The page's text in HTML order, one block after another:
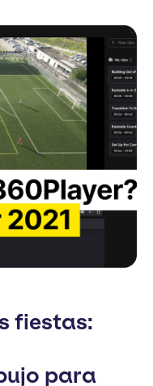
fiestas:
para